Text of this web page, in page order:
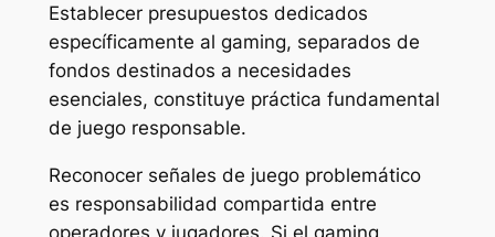
Establecer presupuestos dedicados
específicamente al gaming, separados de
fondos destinados a necesidades
esenciales, constituye práctica fundamental
de juego responsable.
Reconocer señales de juego problemático
es responsabilidad compartida entre
operadores y jugadores. Si el gaming